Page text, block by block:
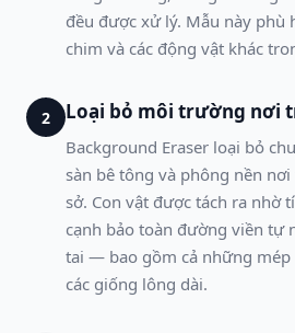
đều được xử lý. Mẫu này phù
chim và các động vật khác
2 Loại bỏ môi trường nơi
Background Eraser loại bỏ
sàn bê tông và phông nền
sở. Con vật được tách ra nhờ
cạnh bảo toàn đường viền tự
tai — bao gồm cả những mép
các giống lông dài.